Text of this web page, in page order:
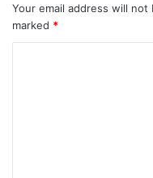
Your email address will not
marked *